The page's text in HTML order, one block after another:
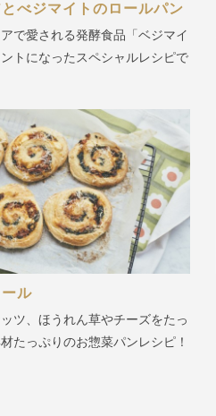
べジマイトのロールパン
で愛される発酵食品「ベジマイ
ントになったスペシャルレシピで
ル
ツ、ほうれん草やチーズをたっ
たっぷりのお惣菜パンレシピ！